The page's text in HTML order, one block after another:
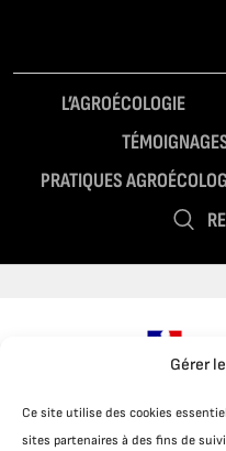
Gérer
Ce site utilise des cookies
sites partenaires à des fins de
L’AGROÉCOLOGIE
PRATIQUES